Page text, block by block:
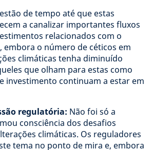
de tempo até que estas
a canalizar importantes fluxos
relacionados com o
embora o número de céticos em
climáticas tenha diminuído
que olham para estas como
investimento continuam a estar em
regulatória: Não foi só a
consciência dos desafios
climáticas. Os reguladores
tema no ponto de mira e, embora